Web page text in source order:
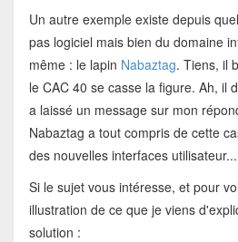
Un autre exemple existe depuis
pas logiciel mais bien du domaine
même : le lapin Nabaztag. Tiens, il
le CAC 40 se casse la figure. Ah, il
a laissé un message sur mon
Nabaztag a tout compris de cette
des nouvelles interfaces utilisateur...
Si le sujet vous intéresse, et pour
illustration de ce que je viens
solution :